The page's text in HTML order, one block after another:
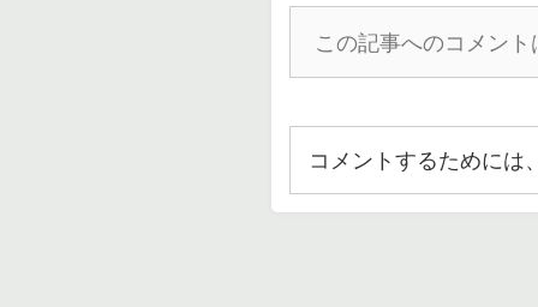
この記事へのコメン
コメントするためには